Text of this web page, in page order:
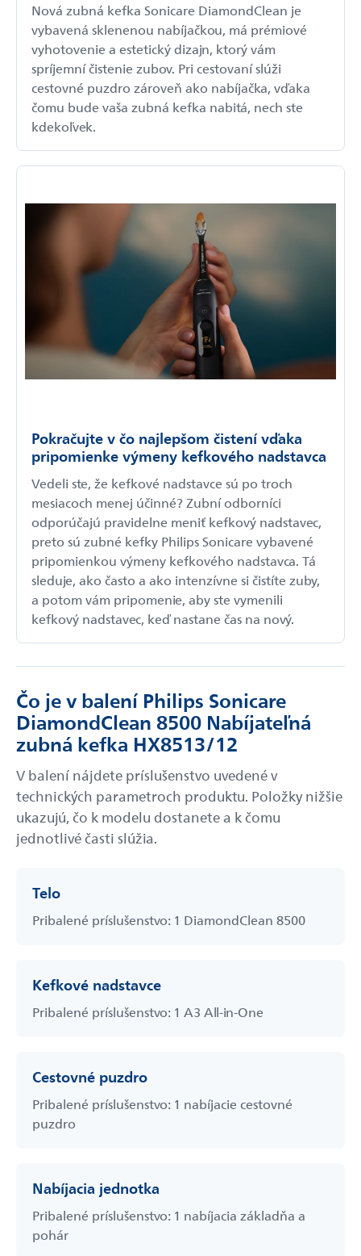
Nová zubná kefka Sonicare DiamondClean je
vybavená sklenenou nabíjačkou, má prémiové
vyhotovenie a estetický dizajn, ktorý vám
spríjemní čistenie zubov. Pri cestovaní slúži
cestovné puzdro zároveň ako nabíjačka, vďaka
čomu bude vaša zubná kefka nabitá, nech ste
kdekoľvek.
Pokračujte v čo najlepšom čistení vďaka
pripomienke výmeny kefkového nadstavca
Vedeli ste, že kefkové nadstavce sú po troch
mesiacoch menej účinné? Zubní odborníci
odporúčajú pravidelne meniť kefkový nadstavec,
preto sú zubné kefky Philips Sonicare vybavené
pripomienkou výmeny kefkového nadstavca. Tá
sleduje, ako často a ako intenzívne si čistíte zuby,
a potom vám pripomenie, aby ste vymenili
kefkový nadstavec, keď nastane čas na nový.
Čo je v balení Philips Sonicare
DiamondClean 8500 Nabíjateľná
zubná kefka HX8513/12
V balení nájdete príslušenstvo uvedené v
technických parametroch produktu. Položky nižšie
ukazujú, čo k modelu dostanete a k čomu
jednotlivé časti slúžia.
Telo
Pribalené príslušenstvo: 1 DiamondClean 8500
Kefkové nadstavce
Pribalené príslušenstvo: 1 A3 All-in-One
Cestovné puzdro
Pribalené príslušenstvo: 1 nabíjacie cestovné
puzdro
Nabíjacia jednotka
Pribalené príslušenstvo: 1 nabíjacia základňa a
pohár